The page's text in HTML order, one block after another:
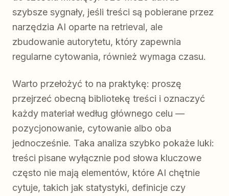
szybsze sygnały, jeśli treści są pobierane przez
narzędzia AI oparte na retrieval, ale
zbudowanie autorytetu, który zapewnia
regularne cytowania, również wymaga czasu.
Warto przełożyć to na praktykę: proszę
przejrzeć obecną bibliotekę treści i oznaczyć
każdy materiał według głównego celu —
pozycjonowanie, cytowanie albo oba
jednocześnie. Taka analiza szybko pokaże luki:
treści pisane wyłącznie pod słowa kluczowe
często nie mają elementów, które AI chętnie
cytuje, takich jak statystyki, definicje czy